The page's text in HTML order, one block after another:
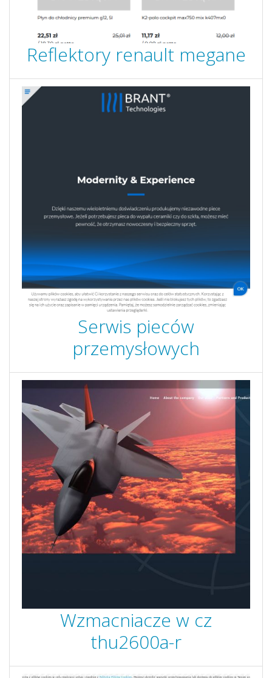
Reflektory renault megane
Serwis pieców
przemysłowych
Wzmacniacze w cz
thu2600a-r